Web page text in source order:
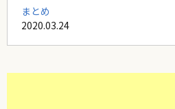
まとめ
2020.03.24